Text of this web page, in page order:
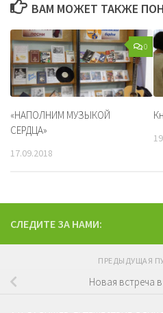
ВАМ МОЖЕТ ТАКЖЕ
0
«НАПОЛНИМ МУЗЫКОЙ
СЕРДЦА»
17.09.2018
СЛЕДИТЕ ЗА НАМИ:
ПРЕДЫДУЩАЯ
Новая встреча